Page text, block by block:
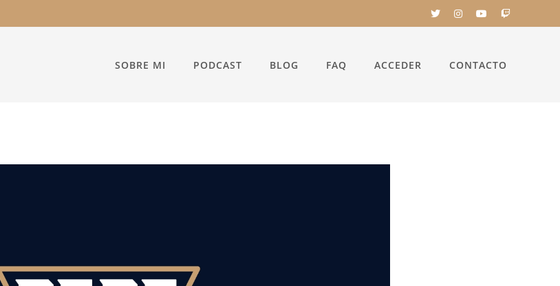
SOBRE MI PODCAST BLOG FAQ ACCEDER CONTACTO